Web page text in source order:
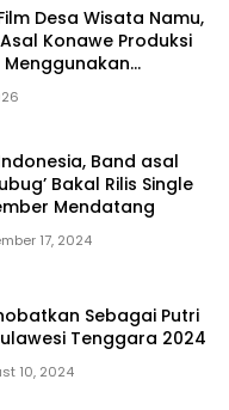
Desa Wisata Namu,
Konawe Produksi
Menggunakan
Band asal
Bakal Rilis Single
Mendatang
17, 2024
Sebagai Putri
Tenggara 2024
10, 2024